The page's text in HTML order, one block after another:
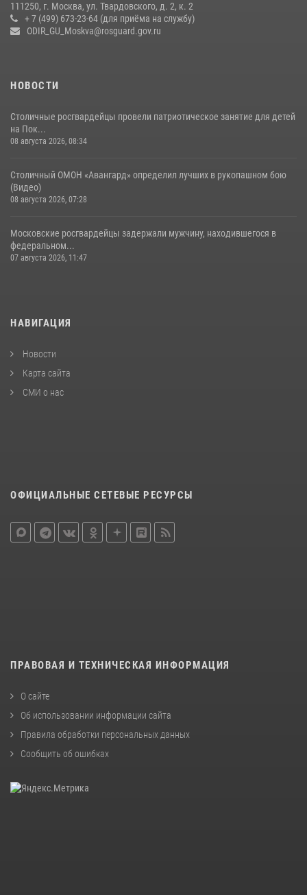
Росгвардецы проверили места массового пребывания молодежи в
111250, г. Москва, ул. Твардовского, д. 2, к. 2
+ 7 (499) 673-23-64 (для приёма на службу)
ODIR_GU_Moskva@rosguard.gov.ru
НОВОСТИ
Столичные росгвардейцы провели патриотическое занятие для детей
на Пок...
08 августа 2026, 08:34
Столичный ОМОН «Авангард» определил лучших в рукопашном бою
(Видео)
08 августа 2026, 07:28
Московские росгвардейцы задержали мужчину, находившегося в
федеральном...
07 августа 2026, 11:47
НАВИГАЦИЯ
Новости
Карта сайта
СМИ о нас
ОФИЦИАЛЬНЫЕ СЕТЕВЫЕ РЕСУРСЫ
ПРАВОВАЯ И ТЕХНИЧЕСКАЯ ИНФОРМАЦИЯ
О сайте
Об использовании информации сайта
Правила обработки персональных данных
Сообщить об ошибках